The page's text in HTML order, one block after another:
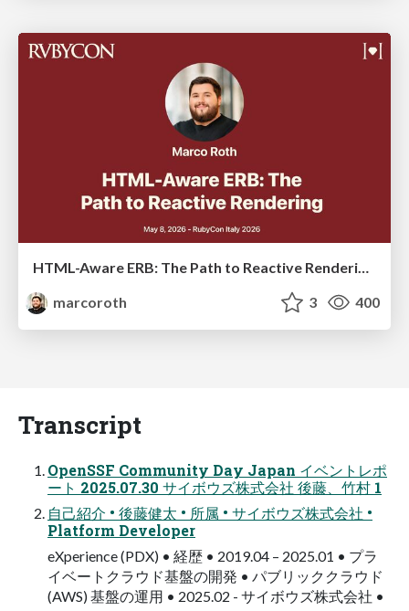
marcoroth
3 400
Transcript
OpenSSF Community Day Japan イベントレポ
ート 2025.07.30 サイボウズ株式会社 後藤、竹村 1
自己紹介 • 後藤健太 • 所属 • サイボウズ株式会社 •
Platform Developer
eXperience (PDX) • 経歴 • 2019.04 – 2025.01 • プラ
イベートクラウド基盤の開発 • パブリッククラウド
(AWS) 基盤の運用 • 2025.02 - サイボウズ株式会社 •